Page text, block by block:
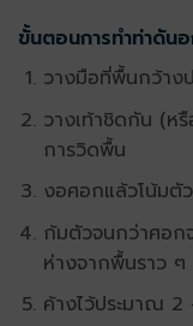
ขั้นตอนการทำท่าดัน
วางมือที่พื้นกว้าง
วางเท้าชิดกัน (ห
การวิดพื้น
งอศอกแล้วโน้มตั
ก้มตัวจนกว่าศอ
ห่างจากพื้นราว
ค้างไว้ประมาณ